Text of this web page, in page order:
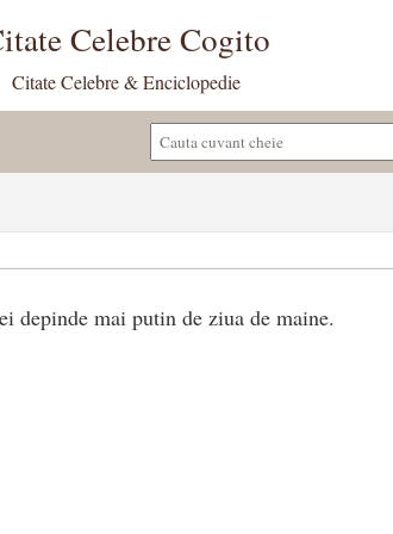
Celebre Cogito
Citate Celebre & Enciclopedie
depinde mai putin de ziua de maine.